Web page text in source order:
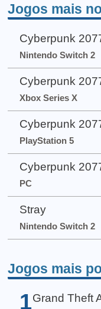
Jogos mais
Cyberpunk
Nintendo Switch 2
Cyberpunk
Xbox Series X
Cyberpunk
PlayStation 5
Cyberpunk
PC
Stray
Nintendo Switch 2
Jogos mais
1 Grand Theft